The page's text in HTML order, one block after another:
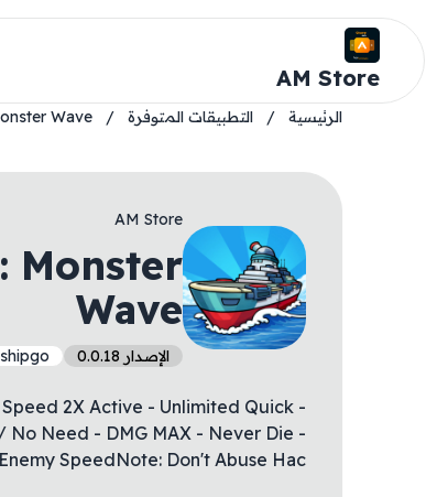
AM Store
الرئيسية / التطبيقات المتوفرة /
Wave
AM Store
Monster
Wave
الإصدار 0.0.18
2X Active - Unlimited Quick
Need - DMG MAX - Never Die -
Enemy SpeedNote: Don't Abuse Hac